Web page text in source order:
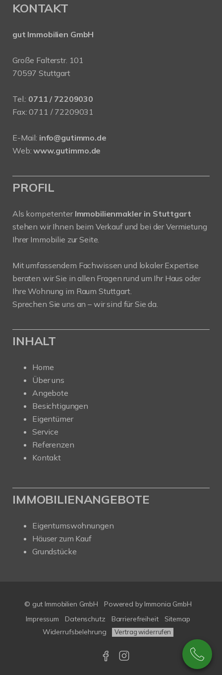
KONTAKT
gut Immobilien GmbH
Große Falterstr. 101
70597 Stuttgart
Tel.: 0711 / 72209030
Fax: 0711 / 72209031
E-Mail: info@gutimmo.de
Web:www.gutimmo.de
PROFIL
Als kompetenter Immobilienmakler in Stuttgart
stehen wir Ihnen beim Verkauf und bei der Vermietung
Ihrer Immobilie zur Seite.
Mit umfassendem Fachwissen und lokaler Expertise
beraten wir Sie in allen Fragen rund um Ihr Haus oder
Ihre Wohnung im Raum Stuttgart.
Sprechen Sie uns an – wir sind für Sie da.
INHALT
Home
Über uns
Angebote
Besichtigungen
Eigentümer
Service
Referenzen
Kontakt
IMMOBILIENANGEBOTE
Eigentumswohnungen
Häuser zum Kauf
Grundstücke
© gut Immobilien GmbH Powered by Immonia GmbH
Impressum
Datenschutz Barrierefreiheit
Sitemap
Widerrufsbelehrung
Vertrag widerrufen